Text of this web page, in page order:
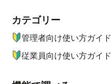
ナビゲーションメニュー
カテゴリー
管理者向け使い方ガイド
従業員向け使い方ガイド